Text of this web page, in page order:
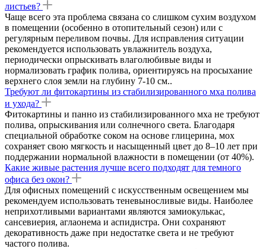
листьев?
Чаще всего эта проблема связана со слишком сухим воздухом
в помещении (особенно в отопительный сезон) или с
регулярным переливом почвы. Для исправления ситуации
рекомендуется использовать увлажнитель воздуха,
периодически опрыскивать влаголюбивые виды и
нормализовать график полива, ориентируясь на просыхание
верхнего слоя земли на глубину 7-10 см..
Требуют ли фитокартины из стабилизированного мха полива
и ухода?
Фитокартины и панно из стабилизированного мха не требуют
полива, опрыскивания или солнечного света. Благодаря
специальной обработке соком на основе глицерина, мох
сохраняет свою мягкость и насыщенный цвет до 8–10 лет при
поддержании нормальной влажности в помещении (от 40%).
Какие живые растения лучше всего подходят для темного
офиса без окон?
Для офисных помещений с искусственным освещением мы
рекомендуем использовать теневыносливые виды. Наиболее
неприхотливыми вариантами являются замиокулькас,
сансевиерия, аглаонема и аспидистра. Они сохраняют
декоративность даже при недостатке света и не требуют
частого полива.